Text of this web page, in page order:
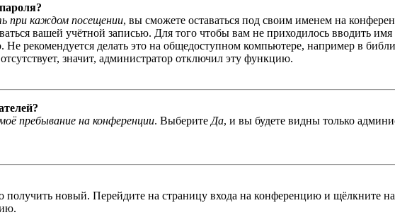
при каждом посещении, вы сможете оставаться под своим именем на
вашей учётной записью. Для того чтобы вам не приходилось вводить
рекомендуется делать это на общедоступном компьютере, например в
отсутствует, значит, администратор отключил эту функцию.
пребывание на конференции. Выберите Да, и вы будете видны только
получить новый. Перейдите на страницу входа на конференцию и щёлкните